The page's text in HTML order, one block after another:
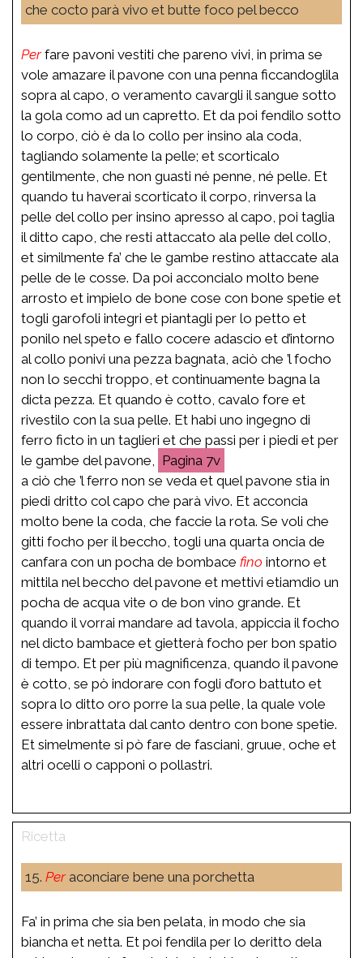
che cocto parà vivo et butte foco pel becco
Perfare pavoni vestiti che pareno vivi, in prima se
vole amazare il pavone con una penna ficcandoglila
sopra al capo, o veramento cavargli il sangue sotto
la gola como ad un capretto. Et da poi fendilo sotto
lo corpo, ciò è da lo collo per insino ala coda,
tagliando solamente la pelle; et scorticalo
gentilmente, che non guasti né penne, né pelle. Et
quando tu haverai scorticato il corpo, rinversa la
pelle del collo per insino apresso al capo, poi taglia
il ditto capo, che resti attaccato ala pelle del collo,
et similmente fa’ che le gambe restino attaccate ala
pelle de le cosse. Da poi acconcialo molto bene
arrosto et impielo de bone cose con bone spetie et
togli garofoli integri et piantagli per lo petto et
ponilo nel speto e fallo cocere adascio et d’intorno
al collo ponivi una pezza bagnata, aciò che ’l focho
non lo secchi troppo, et continuamente bagna la
dicta pezza. Et quando è cotto, cavalo fore et
rivestilo con la sua pelle. Et habi uno ingegno di
ferro ficto in un taglieri et che passi per i piedi et per
le gambe del pavone,
7v
a ciò che ’l ferro non se veda et quel pavone stia in
piedi dritto col capo che parà vivo. Et acconcia
molto bene la coda, che faccie la rota. Se voli che
gitti focho per il beccho, togli una quarta oncia de
canfara con un pocha de bombace fino intorno et
mittila nel beccho del pavone et mettivi etiamdio un
pocha de acqua vite o de bon vino grande. Et
quando il vorrai mandare ad tavola, appiccia il focho
nel dicto bambace et gietterà focho per bon spatio
di tempo. Et per più magnificenza, quando il pavone
è cotto, se pò indorare con fogli d’oro battuto et
sopra lo ditto oro porre la sua pelle, la quale vole
essere inbrattata dal canto dentro con bone spetie.
Et simelmente si pò fare de fasciani, gruue, oche et
altri ocelli o capponi o pollastri.
15. Peraconciare bene una porchetta
Fa’ in prima che sia ben pelata, in modo che sia
biancha et netta. Et poi fendila per lo deritto dela